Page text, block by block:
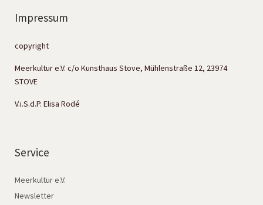
Impressum
copyright
Meerkultur e.V. c/o Kunsthaus Stove, Mühlenstraße 12, 23974
STOVE
V.i.S.d.P. Elisa Rodé
Service
Meerkultur e.V.
Newsletter